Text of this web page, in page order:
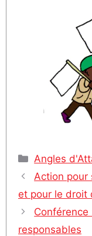
Catégories
Angles
Action pour
et pour le droit
responsables